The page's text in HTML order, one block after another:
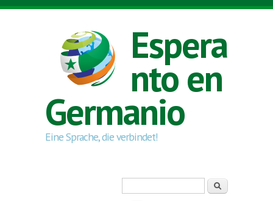
Skip to main content
Espera
nto en
Germanio
Eine Sprache, die verbindet!